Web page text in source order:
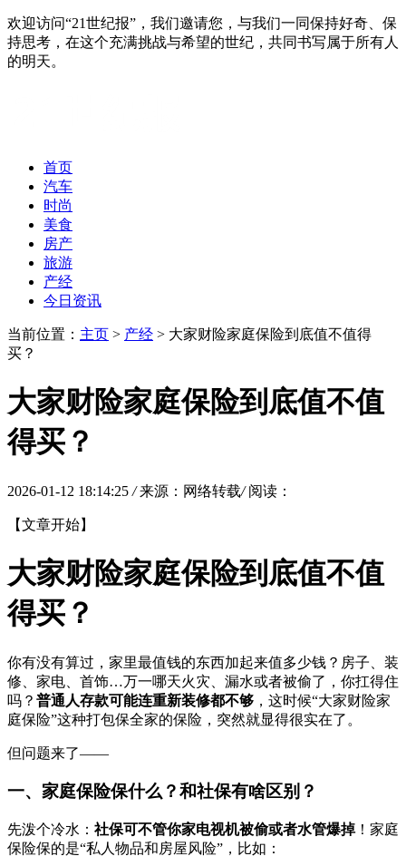
欢迎访问“21世纪报”，我们邀请您，与我们一同保持好奇、保
持思考，在这个充满挑战与希望的世纪，共同书写属于所有人
的明天。
首页
汽车
时尚
美食
房产
旅游
产经
今日资讯
当前位置： 主页 > 产经 > 大家财险家庭保险到底值不值得
买？
大家财险家庭保险到底值不值
得买？
2026-01-12 18:14:25 / 来源：网络转载/ 阅读：
【文章开始】
大家财险家庭保险到底值不值
得买？
你有没有算过，家里最值钱的东西加起来值多少钱？房子、装
修、家电、首饰…万一哪天火灾、漏水或者被偷了，你扛得住
吗？ 普通人存款可能连重新装修都不够 ，这时候“大家财险家
庭保险”这种打包保全家的保险，突然就显得很实在了。
但问题来了——
一、家庭保险保什么？和社保有啥区别？
先泼个冷水： 社保可不管你家电视机被偷或者水管爆掉！家庭
保险保的是“私人物品和房屋风险”，比如：